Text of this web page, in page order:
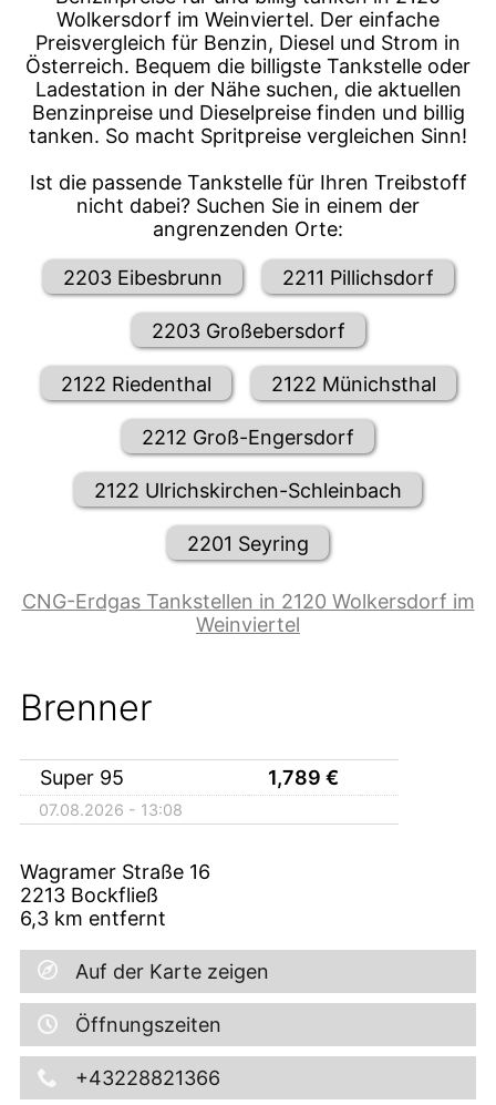
Wolkersdorf im Weinviertel. Der einfache
Preisvergleich für Benzin, Diesel und Strom in
Österreich. Bequem die billigste Tankstelle oder
Ladestation in der Nähe suchen, die aktuellen
Benzinpreise und Dieselpreise finden und billig
tanken. So macht Spritpreise vergleichen Sinn!
Ist die passende Tankstelle für Ihren Treibstoff
nicht dabei? Suchen Sie in einem der
angrenzenden Orte:
2203 Eibesbrunn 2211 Pillichsdorf
2203 Großebersdorf
2122 Riedenthal 2122 Münichsthal
2212 Groß-Engersdorf
2122 Ulrichskirchen-Schleinbach
2201 Seyring
CNG-Erdgas Tankstellen in 2120 Wolkersdorf im
Weinviertel
Brenner
Super 95 1,789 €
07.08.2026 - 13:08
Wagramer Straße 16
2213 Bockfließ
6,3 km entfernt
Auf der Karte zeigen
Öffnungszeiten
+43228821366